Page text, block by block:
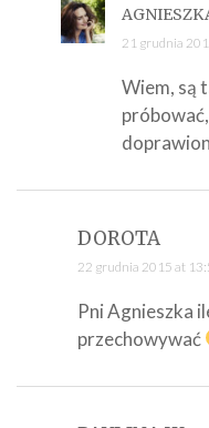
21 grudnia
Wiem, są
DOROTA
22 grudnia 2015 at
Pni Agnieszka
przechowywać